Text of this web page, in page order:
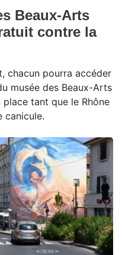
Beaux-Arts
contre la
chacun pourra accéder
musée des Beaux-Arts
tant que le Rhône
canicule.